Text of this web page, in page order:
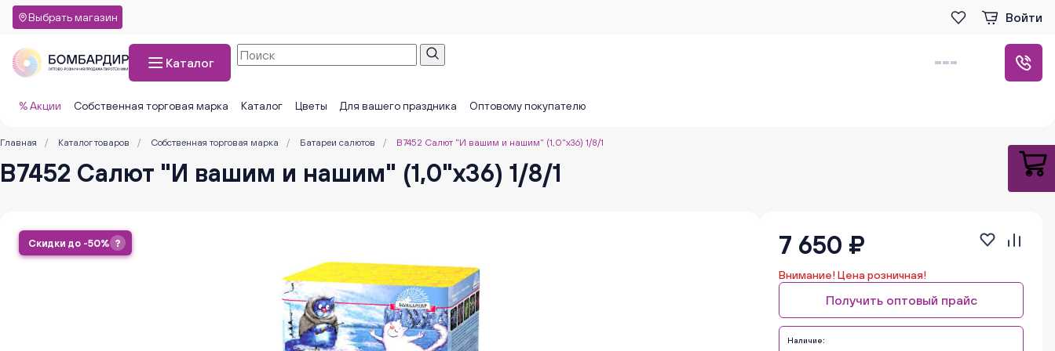
Выбрать магазин Войти
Каталог
% Акции Собственная торговая марка Каталог Цветы Для вашего праздника Оптовому покупателю
Главная / Каталог товаров / Собственная торговая марка / Батареи салютов / В7452 Салют "И вашим и нашим" (1,0"х36) 1/8/1
В7452 Салют "И вашим и нашим" (1,0"х36) 1/8/1
Скидки до -50% ? 7 650 ₽
Внимание! Цена розничная!
Получить оптовый прайс
Наличие: